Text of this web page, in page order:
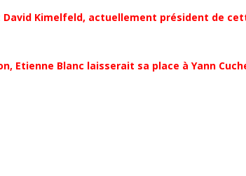
Kimelfeld, actuellement président de
Etienne Blanc laisserait sa place à Yann